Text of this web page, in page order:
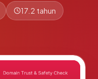
17.2 tahun